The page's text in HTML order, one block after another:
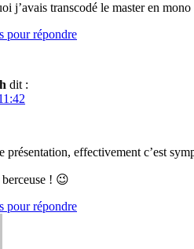
j’avais transcodé le master en
pour répondre
dit :
présentation, effectivement c’est
! 😉
pour répondre